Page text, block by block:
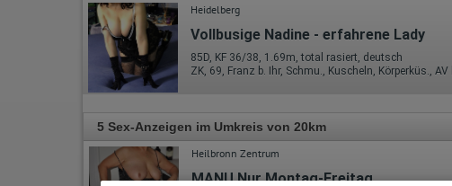
Heidelberg
Vollbusige Nadine - erfahrene Lady
85D, KF 36/38, 1.69m, total rasiert, deutsch
5 Sex-Anzeigen im Umkreis von 20km
Heilbronn Zentrum
MANU Nur Montag-Freitag